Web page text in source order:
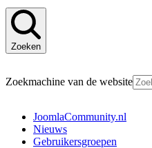
Zoeken
Zoekmachine van de website
JoomlaCommunity.nl
Nieuws
Gebruikersgroepen